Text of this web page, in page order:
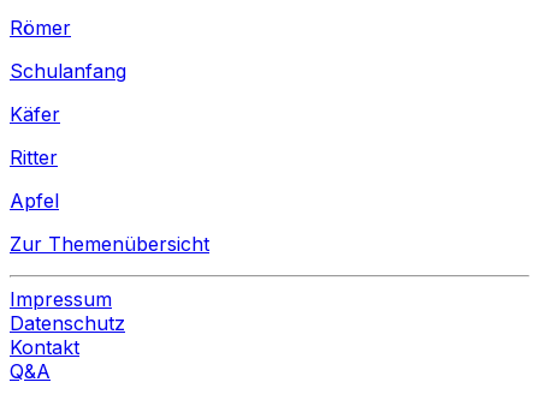
Römer
Schulanfang
Käfer
Ritter
Apfel
Zur Themenübersicht
Impressum
Datenschutz
Kontakt
Q&A